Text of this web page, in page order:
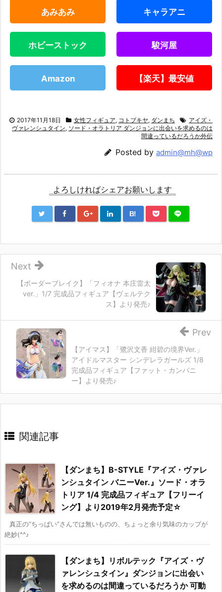
あみあみ キャラアニ
ホビーストック 駿河屋
Amazon 【楽天】最安値
2017年11月18日 女性フィギュア, コトブキヤ, ダンまち
アイズ・
ヴァレンシュタイン, ソード・オラトリア ダンジョンに出会いを求めるのは
間違っているだろうか外伝
Posted by admin@mh@wp
よろしければシェアお願いします
B!
【ボーダーブレイク】「フィオナ 本庄雷太
ver.」1/7 完成品フィギュア【ヴェルテク
ス】より発売♪
Next
【アイマス】「鷺沢文香 紺碧の境界Ver.」
アイドルマスター シンデレラガールズ 1/8
完成品フィギュア【ファット・カンパニ
ー】より発売♪
Prev
関連記事
【ダンまち】B-STYLE『アイズ・ヴァレ
ンシュタイン バニーVer.』ソード・オラ
トリア 1/4 完成品フィギュア【フリーイ
ング】より2019年2月発売予定☆
真正の“ちっぱい”さんでは無いものの、ちょっと余り気味のカップが
絶妙(^^♪
【ダンまち】リボルテック『アイズ・ヴ
ァレンシュタイン』ダンジョンに出会い
を求めるのは間違っているだろうか 可動